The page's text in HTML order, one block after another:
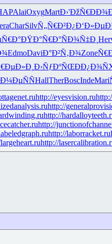
AlaiOxygMartÐ›'ÐžÑ€
CharSilvÑ„Ñ€Ð²Ð¿
ÐŸÐ°Ñ€Ð°ÑÐ¾Ñ‡Ð¸
EdmoDaviÐ°Ð²Ñ‚Ð¾Zone
Ð›ÑƒÐºÑŒÐÐ¿Ð¾Ñ
Ð¼ÐµÑÑHallTherBoscIndeMari
http://eyesvision.ru
http://
http://
http://
http://laborracket.ru
http://